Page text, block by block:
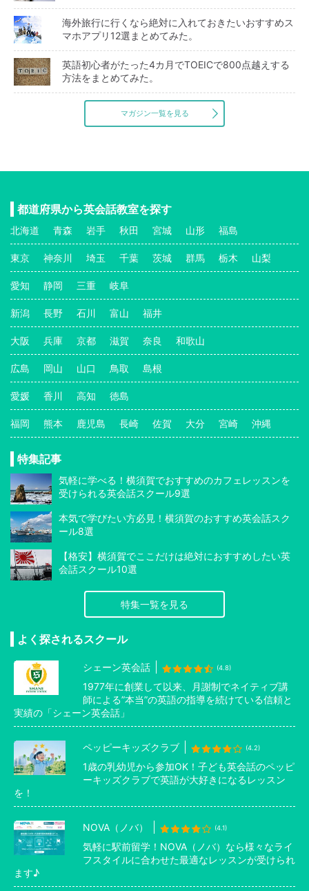
海外旅行に行くなら絶対に入れておきたいおすすめス
マホアプリ12選まとめてみた。
英語初心者がたった4カ月でTOEICで800点越えする
方法をまとめてみた。
マガジン一覧を見る
都道府県から英会話教室を探す
北海道 青森 岩手 秋田 宮城 山形 福島
東京 神奈川 埼玉 千葉 茨城 群馬 栃木 山梨
愛知 静岡 三重 岐阜
新潟 長野 石川 富山 福井
大阪 兵庫 京都 滋賀 奈良 和歌山
広島 岡山 山口 鳥取 島根
愛媛 香川 高知 徳島
福岡 熊本 鹿児島 長崎 佐賀 大分 宮崎 沖縄
特集記事
気軽に学べる！横須賀でおすすめのカフェレッスンを
受けられる英会話スクール9選
本気で学びたい方必見！横須賀のおすすめ英会話スク
ール8選
【格安】横須賀でここだけは絶対におすすめしたい英
会話スクール10選
特集一覧を見る
よく探されるスクール
シェーン英会話 (4.8)
1977年に創業して以来、月謝制でネイティブ講
師による”本当”の英語の指導を続けている信頼と
実績の「シェーン英会話」
ペッピーキッズクラブ (4.2)
1歳の乳幼児から参加OK！子ども英会話のペッピ
ーキッズクラブで英語が大好きになるレッスン
を！
NOVA（ノバ） (4.1)
気軽に駅前留学！NOVA（ノバ）なら様々なライ
フスタイルに合わせた最適なレッスンが受けられ
ます♪